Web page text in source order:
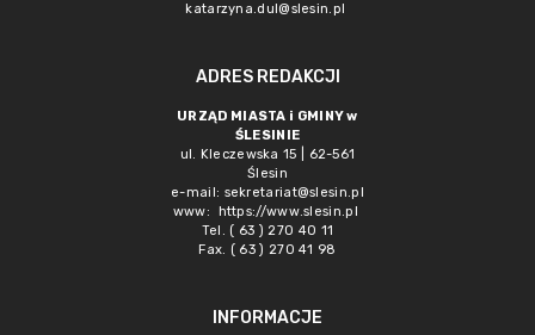
katarzyna.dul@slesin.pl
ADRES REDAKCJI
URZĄD MIASTA i GMINY w
ŚLESINIE
ul. Kleczewska 15 | 62-561
Ślesin
e-mail: sekretariat@slesin.pl
www:
https://www.slesin.pl
Tel. ( 63 ) 270 40 11
Fax. ( 63 ) 270 41 98
INFORMACJE